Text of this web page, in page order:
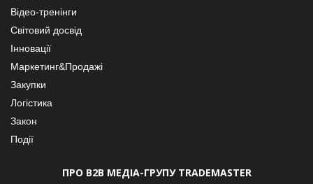
Відео-тренінги
Світовий досвід
Інновації
Маркетинг&Продажі
Закупки
Логістика
Закон
Події
ПРО В2В МЕДІА-ГРУПУ TRADEMASTER